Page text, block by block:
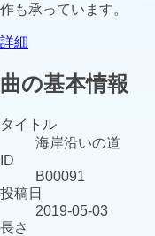
作も承っています。
詳細
曲の基本情報
タイトル
海岸沿いの道
ID
B00091
投稿日
2019-05-03
長さ